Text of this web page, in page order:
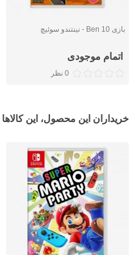
بازی Ben 10 - نینتندو سوئیچ
اتمام موجودی
0 نظر
خریداران این محصول، این کالاها